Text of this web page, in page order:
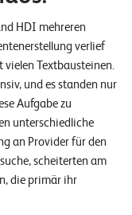
HDI mehreren
verlief
vielen Textbausteinen.
und es standen nur
Aufgabe zu
unterschiedliche
an Provider für den
scheiterten am
die primär ihr